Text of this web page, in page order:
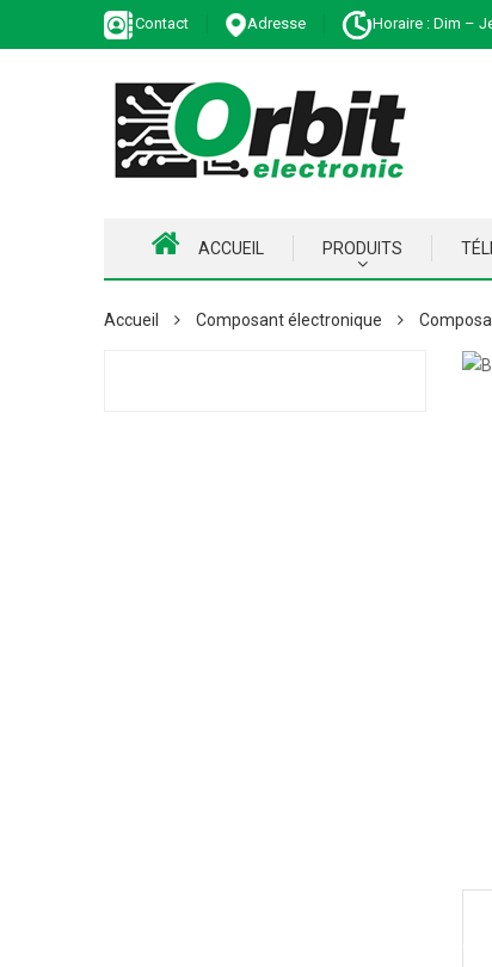
Contact Adresse Horaire : Dim –
ACCUEIL PRODUITS
Accueil Composant électronique